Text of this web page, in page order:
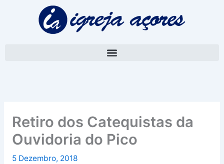
Retiro dos Catequistas da
Ouvidoria do Pico
5 Dezembro, 2018